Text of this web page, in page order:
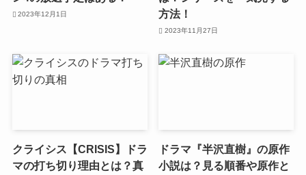
2023年12月1日
方法！
2023年11月27日
クライシス【CRISIS】ドラ
マの打ち切り理由とは？真
ドラマ『半沢直樹』の原作
小説は？見る順番や原作と